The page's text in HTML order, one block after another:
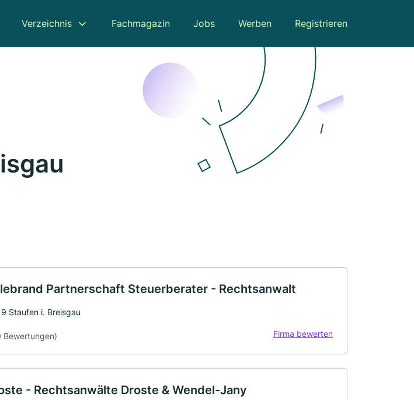
Verzeichnis Fachmagazin Jobs Werben Registrieren
Partnerschaft Steuerberater - Rechtsanwalt
Staufen i. Breisgau
Bewertungen) Firma bewerten
- Rechtsanwälte Droste & Wendel-Jany